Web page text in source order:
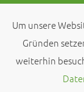
©
Um unsere
Gründen
weiterhin